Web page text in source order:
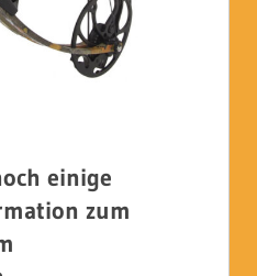
einige
zum